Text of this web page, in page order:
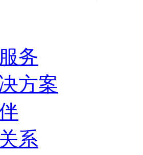
务
方案
系